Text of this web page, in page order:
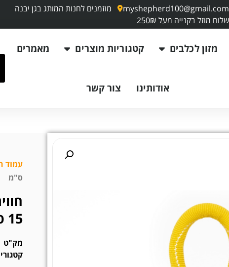
myshepherd100@gmail.com
מוזמנים לחנות המותג בגן יבנה
מזון לכלבים קטגוריות מוצרים מאמרים
אודותינו צור קשר
עמוד
ס"מ
15 ס"מ
מק"ט